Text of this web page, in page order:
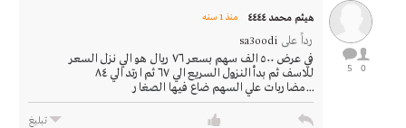
0
5
هيثم محمد ٤٤٤٤ منذ 1 سنه
رداً على sa3oodi
في عرض ٥٠٠ الف سهم بسعر ٧٦ ريال هو الي نزل السعر
للاسف ثم بدأ النزول السريع الي ٦٧ ثم ارتد الي ٨٤
...مضاربات علي السهم ضاع فيها الصغار
تبليغ